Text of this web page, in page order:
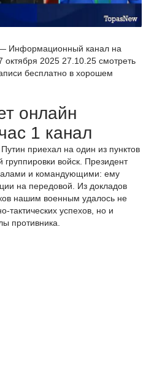
Информационный канал на
2025 27.10.25 смотреть
бесплатно в хорошем
онлайн
1 канал
приехал на один из пунктов
войск. Президент
и командующими: ему
на передовой. Из докладов
нашим военным удалось не
тактических успехов, но и
противника.